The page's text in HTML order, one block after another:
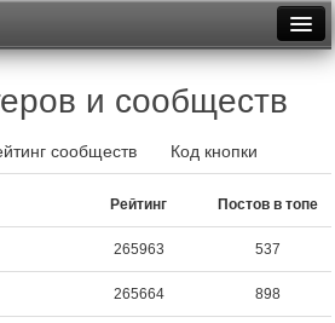
Фототоп
и сообществ
сообществ Код кнопки
Рейтинг Постов в топе
265963 537
265664 898